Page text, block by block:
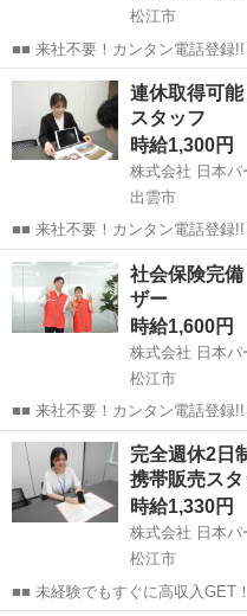
松江市
■■ 来社不要！カンタン電話登録
事紹介> で、来社なくお仕事探
電話で希望を伝えるだけでOK★
あります♪ ご希...
島根 松江市 店長
連休取得可
スタッフ
時給1,300円
株式会社 日本
出雲市
■■ 来社不要！カンタン電話登録
事紹介> で、来社なくお仕事探
電話で希望を伝えるだけでOK★
あります♪ ご希...
島根 出雲市 店長
社会保険完
ザー
時給1,600円
株式会社 日本
松江市
■■ 来社不要！カンタン電話登録
事紹介> で、来社なくお仕事探
電話で希望を伝えるだけでOK★
あります♪ ご希...
島根 松江市 店長
完全週休2日
携帯販売スタ
時給1,330円
株式会社 日本
松江市
■■ 未経験でもすぐに高収入GET